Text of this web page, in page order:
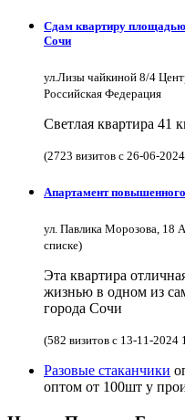
Сдам квартиру площадью
Сочи
ул.Лизы чайкиной 8/4
Российская Федерация
Светлая квартира 41
(2723 визитов с 26-06-
Апартамент
ул. Павлика Морозова, 18
списке)
Эта квартира
жизнью в одном из
города Сочи
(582 визитов с 13-11-2024
Разовые стаканчики
оптом от 100шт у